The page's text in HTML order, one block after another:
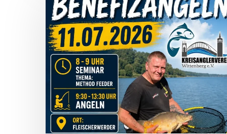
am
11.
Juli
2026
Angeln
für
den